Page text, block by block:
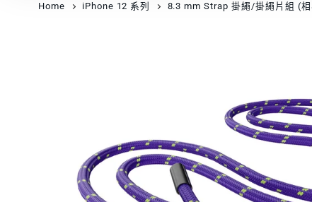
Home iPhone 12 系列 8.3 mm Strap 掛繩/掛繩片組 (